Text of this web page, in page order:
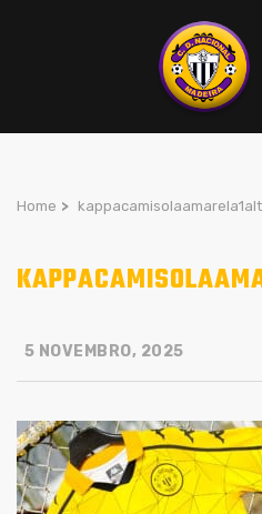
Home >
5 NOVEMBRO, 2025